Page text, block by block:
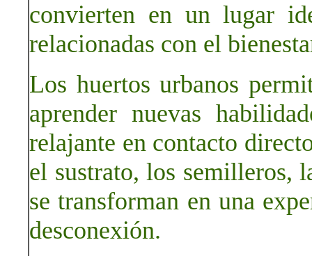
convierten en un lugar
relacionadas con el
Los huertos urbanos
aprender nuevas
relajante en contacto
el sustrato, los semilleros,
se transforman en una
desconexión.